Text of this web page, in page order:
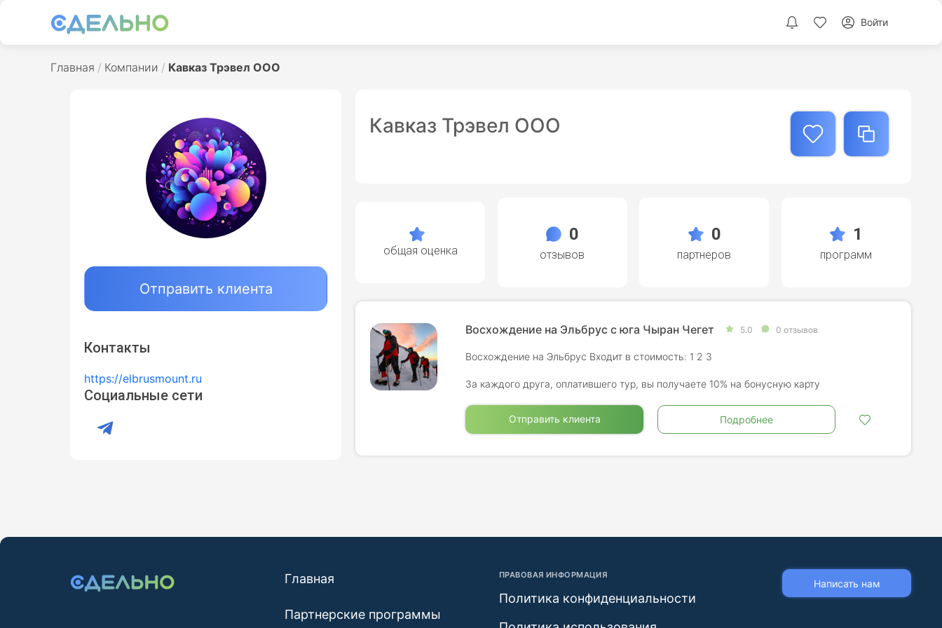
Войти
Главная Компании Кавказ Трэвел ООО
Отправить клиента
Контакты
https://elbrusmount.ru
Социальные сети
Кавказ Трэвел ООО
общая оценка
0
отзывов
0
партнеров
1
программ
Восхождение на Эльбрус с юга Чыран Чегет 5.0 0 отзывов
Восхождение на Эльбрус Входит в стоимость: 1 2 3
За каждого друга, оплатившего тур, вы получаете 10% на бонусную карту
Отправить клиента Подробнее
Главная
Партнерские программы
ПРАВОВАЯ ИНФОРМАЦИЯ
Политика конфиденциальности
Написать нам